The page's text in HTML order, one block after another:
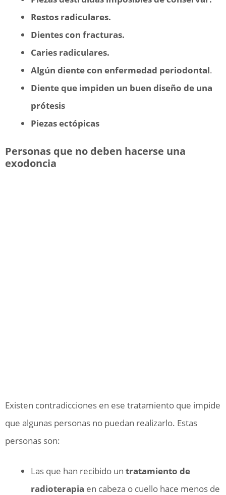
Restos radiculares.
Dientes con fracturas.
Caries radiculares.
Algún diente con enfermedad periodontal.
Diente que impiden un buen diseño de una
prótesis
Piezas ectópicas
Personas que no deben hacerse una
exodoncia
Existen contradicciones en ese tratamiento que impide
que algunas personas no puedan realizarlo. Estas
personas son:
Las que han recibido un tratamiento de
radioterapia en cabeza o cuello hace menos de